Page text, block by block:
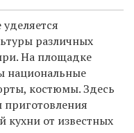
различных
На площадке
национальные
костюмы. Здесь
приготовления
от известных